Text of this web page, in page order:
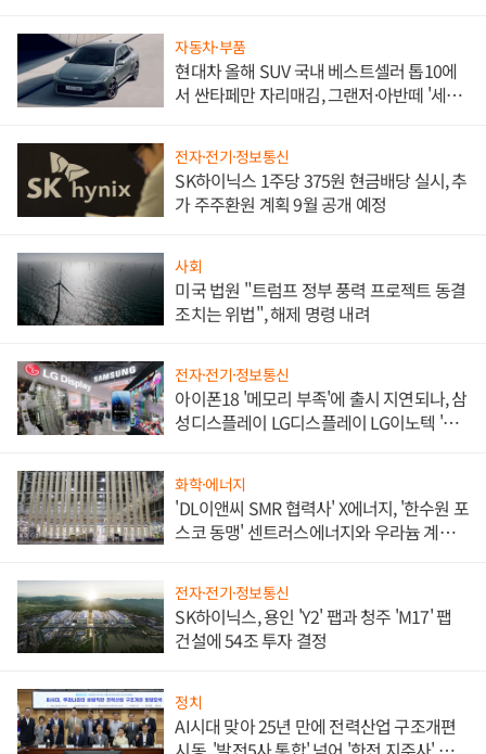
자동차·부품
현대차 올해 SUV 국내 베스트셀러 톱10에
서 싼타페만 자리매김, 그랜저·아반떼 '세단
전자·전기·정보통신
SK하이닉스 1주당 375원 현금배당 실시, 추
가 주주환원 계획 9월 공개 예정
사회
미국 법원 "트럼프 정부 풍력 프로젝트 동결
조치는 위법", 해제 명령 내려
전자·전기·정보통신
아이폰18 '메모리 부족'에 출시 지연되나, 삼
성디스플레이 LG디스플레이 LG이노텍 '탈
화학·에너지
'DL이앤씨 SMR 협력사' X에너지, '한수원 포
스코 동맹' 센트러스에너지와 우라늄 계약
전자·전기·정보통신
SK하이닉스, 용인 'Y2' 팹과 청주 'M17' 팹
건설에 54조 투자 결정
정치
AI시대 맞아 25년 만에 전력산업 구조개편